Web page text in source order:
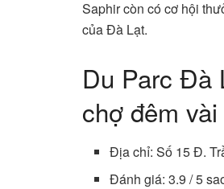
Saphir còn có cơ hội
của Đà Lạt.
Du Parc Đà
chợ đêm
Địa chỉ: Số 15 Đ.
Đánh giá: 3.9 / 5